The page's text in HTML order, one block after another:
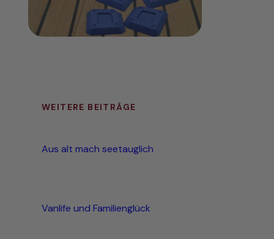
WEITERE BEITRÄGE
Aus alt mach seetauglich
Vanlife und Familienglück